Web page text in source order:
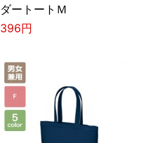
ダートートＭ
396円